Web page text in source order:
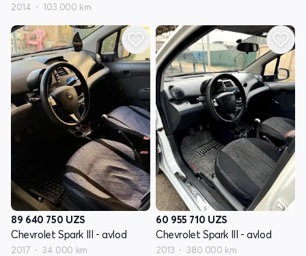
2014 103 000 km
89 640 750 UZS
Chevrolet Spark III - avlod
2017 34 000 km
60 955 710 UZS
Chevrolet Spark III - avlod
2013 380 000 km